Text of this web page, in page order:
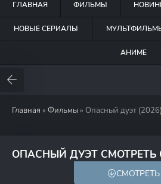
ГЛАВНАЯ ФИЛЬМЫ
НОВЫЕ СЕРИАЛЫ
АНИМЕ
Главная » Фильмы » Опасный дуэт (2026)
ОПАСНЫЙ ДУЭТ 6.2 6.5
СМОТРЕТЬ